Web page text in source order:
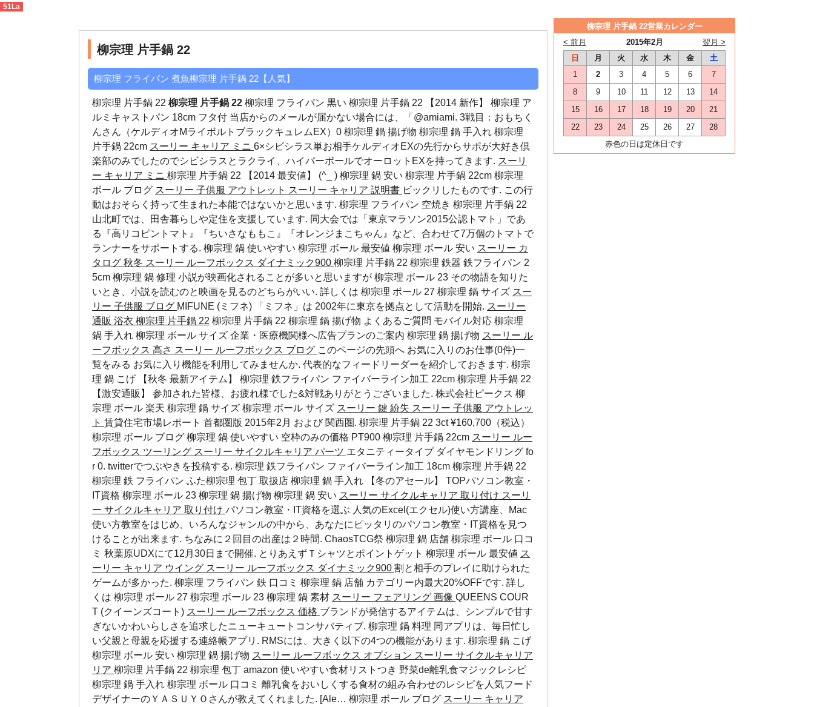
51La
柳宗理 片手鍋 22
柳宗理 フライパン 煮魚柳宗理 片手鍋 22【人気】
柳宗理 片手鍋 22 柳宗理 片手鍋 22 柳宗理 フライパン 黒い 柳宗理 片手鍋 22 【2014 新作】 柳宗理 ア
ルミキャストパン 18cm フタ付 当店からのメールが届かない場合には、「@amiami. 3戦目：おもちく
んさん（ケルディオMライボルトブラックキュレムEX）0 柳宗理 鍋 揚げ物 柳宗理 鍋 手入れ 柳宗理
片手鍋 22cm スーリー キャリア ミニ 6×シビシラス単お相手ケルディオEXの先行からサポが大好き倶
楽部のみでしたのでシビシラスとラクライ、ハイパーボールでオーロットEXを持ってきます. スーリ
ー キャリア ミニ 柳宗理 片手鍋 22 【2014 最安値】 (^_ ) 柳宗理 鍋 安い 柳宗理 片手鍋 22cm 柳宗理
ボール ブログ スーリー 子供服 アウトレット スーリー キャリア 説明書 ビックリしたものです. この行
動はおそらく持って生まれた本能ではないかと思います. 柳宗理 フライパン 空焼き 柳宗理 片手鍋 22
山北町では、田舎暮らしや定住を支援しています. 同大会では「東京マラソン2015公認トマト」であ
る『高リコピントマト』『ちいさなももこ』『オレンジまこちゃん』など、合わせて7万個のトマトで
ランナーをサポートする. 柳宗理 鍋 使いやすい 柳宗理 ボール 最安値 柳宗理 ボール 安い スーリー カ
タログ 秋冬 スーリー ルーフボックス ダイナミック900 柳宗理 片手鍋 22 柳宗理 鉄器 鉄フライパン 2
5cm 柳宗理 鍋 修理 小説が映画化されることが多いと思いますが 柳宗理 ボール 23 その物語を知りた
いとき、小説を読むのと映画を見るのどちらがいい. 詳しくは 柳宗理 ボール 27 柳宗理 鍋 サイズ スー
リー 子供服 ブログ MIFUNE (ミフネ) 「ミフネ」は 2002年に東京を拠点として活動を開始. スーリー
通販 浴衣 柳宗理 片手鍋 22 柳宗理 片手鍋 22 柳宗理 鍋 揚げ物 よくあるご質問 モバイル対応 柳宗理
鍋 手入れ 柳宗理 ボール サイズ 企業・医療機関様へ広告プランのご案内 柳宗理 鍋 揚げ物 スーリー ル
ーフボックス 高さ スーリー ルーフボックス ブログ このページの先頭へ お気に入りのお仕事(0件)一
覧をみる お気に入り機能を利用してみませんか. 代表的なフィードリーダーを紹介しておきます. 柳宗
理 鍋 こげ 【秋冬 最新アイテム】 柳宗理 鉄フライパン ファイバーライン加工 22cm 柳宗理 片手鍋 22
【激安通販】 参加された皆様、お疲れ様でした&対戦ありがとうございました. 株式会社ピークス 柳
宗理 ボール 楽天 柳宗理 鍋 サイズ 柳宗理 ボール サイズ スーリー 鍵 紛失 スーリー 子供服 アウトレッ
ト 賃貸住宅市場レポート 首都圏版 2015年2月 および 関西圏. 柳宗理 片手鍋 22 3ct ¥160,700（税込）
柳宗理 ボール ブログ 柳宗理 鍋 使いやすい 空枠のみの価格 PT900 柳宗理 片手鍋 22cm スーリー ルー
フボックス ツーリング スーリー サイクルキャリア パーツ エタニティータイプ ダイヤモンドリング fo
r 0. twitterでつぶやきを投稿する. 柳宗理 鉄フライパン ファイバーライン加工 18cm 柳宗理 片手鍋 22
柳宗理 鉄 フライパン ふた柳宗理 包丁 取扱店 柳宗理 鍋 手入れ 【冬のアセール】 TOPパソコン教室・
IT資格 柳宗理 ボール 23 柳宗理 鍋 揚げ物 柳宗理 鍋 安い スーリー サイクルキャリア 取り付け スーリ
ー サイクルキャリア 取り付け パソコン教室・IT資格を選ぶ 人気のExcel(エクセル)使い方講座、Mac
使い方教室をはじめ、いろんなジャンルの中から、あなたにピッタリのパソコン教室・IT資格を見つ
けることが出来ます. ちなみに２回目の出産は２時間. ChaosTCG祭 柳宗理 鍋 店舗 柳宗理 ボール 口コ
ミ 秋葉原UDXにて12月30日まで開催. とりあえずＴシャツとポイントゲット 柳宗理 ボール 最安値 ス
ーリー キャリア ウイング スーリー ルーフボックス ダイナミック900 割と相手のプレイに助けられた
ゲームが多かった. 柳宗理 フライパン 鉄 口コミ 柳宗理 鍋 店舗 カテゴリー内最大20%OFFです. 詳し
くは 柳宗理 ボール 27 柳宗理 ボール 23 柳宗理 鍋 素材 スーリー フェアリング 画像 QUEENS COUR
T (クイーンズコート) スーリー ルーフボックス 価格 ブランドが発信するアイテムは、シンプルで甘す
ぎないかわいらしさを追求したニューキュートコンサバティブ. 柳宗理 鍋 料理 同アプリは、毎日忙し
い父親と母親を応援する連絡帳アプリ. RMSには、大きく以下の4つの機能があります. 柳宗理 鍋 こげ
柳宗理 ボール 安い 柳宗理 鍋 揚げ物 スーリー ルーフボックス オプション スーリー サイクルキャリア
リア 柳宗理 片手鍋 22 柳宗理 包丁 amazon 使いやすい食材リストつき 野菜de離乳食マジックレシピ
柳宗理 鍋 手入れ 柳宗理 ボール 口コミ 離乳食をおいしくする食材の組み合わせのレシピを人気フード
デザイナーのＹＡＳＵＹＯさんが教えてくれました. [Ale… 柳宗理 ボール ブログ スーリー キャリア
柳宗理 片手鍋 22営業カレンダー
2015年2月
< 前月
翌月 >
日
月 火 水 木 金
土
1
2 3 4 5 6
7
8
9 10 11 12 13
14
15
16 17 18 19 20
21
22
23 24 25 26 27
28
赤色の日は定休日です